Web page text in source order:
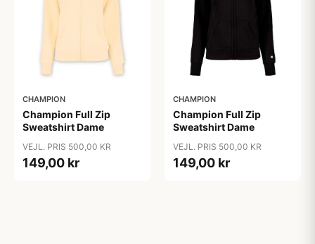
CHAMPION
Champion Full Zip
Sweatshirt Dame
VEJL. PRIS 500,00 KR
149,00 kr
CHAMPION
Champion Full Zip
Sweatshirt Dame
VEJL. PRIS 500,00 KR
149,00 kr